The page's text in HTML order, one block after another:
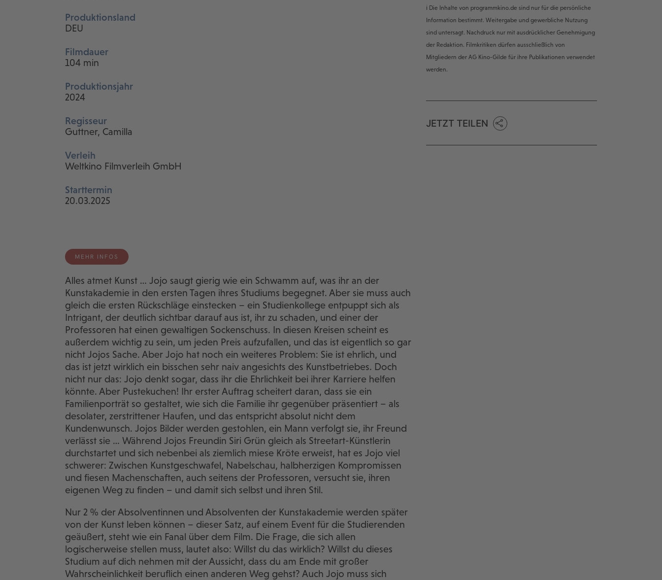
Produktionsland
DEU
Filmdauer
104 min
Produktionsjahr
2024
Regisseur
Guttner, Camilla
Verleih
Weltkino Filmverleih GmbH
Starttermin
20.03.2025
MEHR INFOS
Alles atmet Kunst … Jojo saugt gierig wie ein Schwamm auf, was ihr an der
Kunstakademie in den ersten Tagen ihres Studiums begegnet. Aber sie muss auch
gleich die ersten Rückschläge einstecken – ein Studienkollege entpuppt sich als
Intrigant, der deutlich sichtbar darauf aus ist, ihr zu schaden, und einer der
Professoren hat einen gewaltigen Sockenschuss. In diesen Kreisen scheint es
außerdem wichtig zu sein, um jeden Preis aufzufallen, und das ist eigentlich so gar
nicht Jojos Sache. Aber Jojo hat noch ein weiteres Problem: Sie ist ehrlich, und
das ist jetzt wirklich ein bisschen sehr naiv angesichts des Kunstbetriebes. Doch
nicht nur das: Jojo denkt sogar, dass ihr die Ehrlichkeit bei ihrer Karriere helfen
könnte. Aber Pustekuchen! Ihr erster Auftrag scheitert daran, dass sie ein
Familienporträt so gestaltet, wie sich die Familie ihr gegenüber präsentiert – als
desolater, zerstrittener Haufen, und das entspricht absolut nicht dem
Kundenwunsch. Jojos Bilder werden gestohlen, ein Mann verfolgt sie, ihr Freund
verlässt sie … Während Jojos Freundin Siri Grün gleich als Streetart-Künstlerin
durchstartet und sich nebenbei als ziemlich miese Kröte erweist, hat es Jojo viel
schwerer: Zwischen Kunstgeschwafel, Nabelschau, halbherzigen Kompromissen
und fiesen Machenschaften, auch seitens der Professoren, versucht sie, ihren
eigenen Weg zu finden – und damit sich selbst und ihren Stil.
Nur 2 % der Absolventinnen und Absolventen der Kunstakademie werden später
von der Kunst leben können – dieser Satz, auf einem Event für die Studierenden
geäußert, steht wie ein Fanal über dem Film. Die Frage, die sich allen
logischerweise stellen muss, lautet also: Willst du das wirklich? Willst du dieses
Studium auf dich nehmen mit der Aussicht, dass du am Ende mit großer
Wahrscheinlichkeit beruflich einen anderen Weg gehst? Auch Jojo muss sich
ℹ️ Die Inhalte von programmkino.de sind nur für die persönliche
Information bestimmt. Weitergabe und gewerbliche Nutzung
sind untersagt. Nachdruck nur mit ausdrücklicher Genehmigung
der Redaktion. Filmkritiken dürfen ausschließlich von
Mitgliedern der AG Kino-Gilde für ihre Publikationen verwendet
werden.
JETZT TEILEN